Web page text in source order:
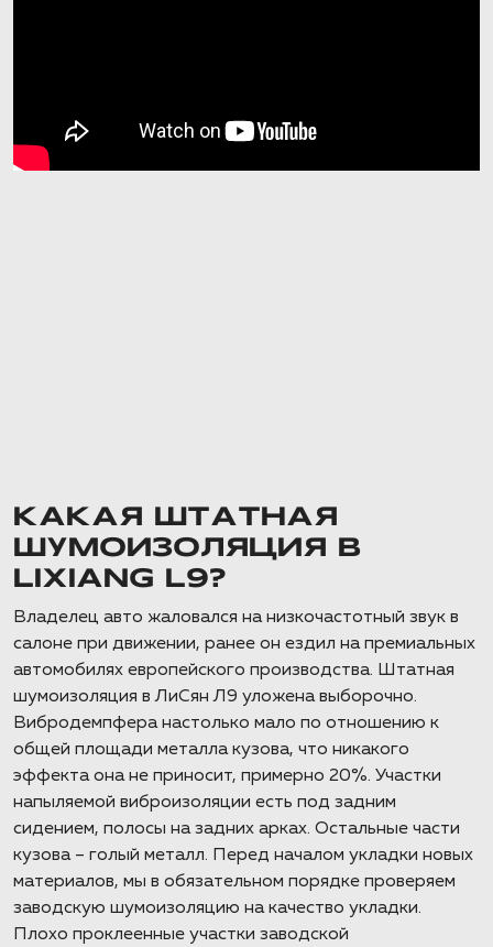
КАКАЯ ШТАТНАЯ
ШУМОИЗОЛЯЦИЯ В
LIXIANG L9?
Владелец авто жаловался на низкочастотный звук в
салоне при движении, ранее он ездил на премиальных
автомобилях европейского производства. Штатная
шумоизоляция в ЛиСян Л9 уложена выборочно.
Вибродемпфера настолько мало по отношению к
общей площади металла кузова, что никакого
эффекта она не приносит, примерно 20%. Участки
напыляемой виброизоляции есть под задним
сидением, полосы на задних арках. Остальные части
кузова – голый металл. Перед началом укладки новых
материалов, мы в обязательном порядке проверяем
заводскую шумоизоляцию на качество укладки.
Плохо проклеенные участки заводской